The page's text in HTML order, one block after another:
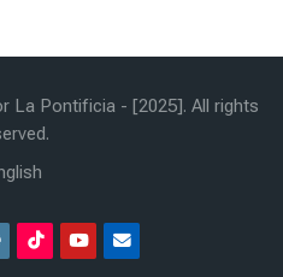
La Pontificia - [2025]. All rights